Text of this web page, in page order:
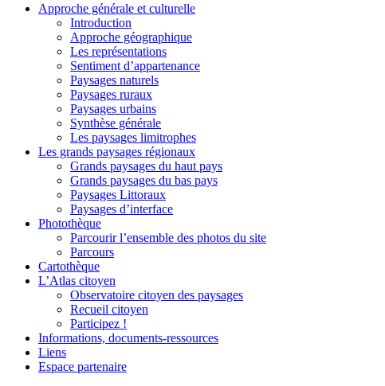
Approche générale et culturelle
Introduction
Approche géographique
Les représentations
Sentiment d’appartenance
Paysages naturels
Paysages ruraux
Paysages urbains
Synthèse générale
Les paysages limitrophes
Les grands paysages régionaux
Grands paysages du haut pays
Grands paysages du bas pays
Paysages Littoraux
Paysages d’interface
Photothèque
Parcourir l’ensemble des photos du site
Parcours
Cartothèque
L’Atlas citoyen
Observatoire citoyen des paysages
Recueil citoyen
Participez !
Informations, documents-ressources
Liens
Espace partenaire